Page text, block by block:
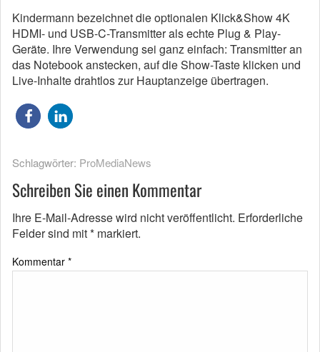
Kindermann bezeichnet die optionalen Klick&Show 4K
HDMI- und USB-C-Transmitter als echte Plug & Play-
Geräte. Ihre Verwendung sei ganz einfach: Transmitter an
das Notebook anstecken, auf die Show-Taste klicken und
Live-Inhalte drahtlos zur Hauptanzeige übertragen.
Schlagwörter: ProMediaNews
Schreiben Sie einen Kommentar
Ihre E-Mail-Adresse wird nicht veröffentlicht. Erforderliche
Felder sind mit* markiert.
Kommentar *